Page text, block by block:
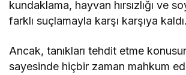
kundaklama, hayvan hırsızlığı ve
farklı suçlamayla karşı karşıya kaldı.
Ancak, tanıkları tehdit etme
sayesinde hiçbir zaman mahkum